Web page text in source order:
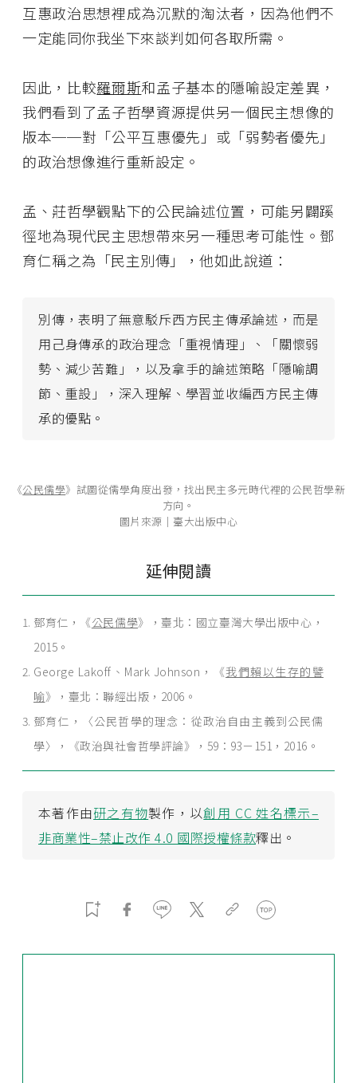
互惠政治思想裡成為沉默的淘汰者，因為他們不
一定能同你我坐下來談判如何各取所需。
因此，比較羅爾斯和孟子基本的隱喻設定差異，
我們看到了孟子哲學資源提供另一個民主想像的
版本──對「公平互惠優先」或「弱勢者優先」
的政治想像進行重新設定。
孟、莊哲學觀點下的公民論述位置，可能另闢蹊
徑地為現代民主思想帶來另一種思考可能性。鄧
育仁稱之為「民主別傳」，他如此說道：
別傳，表明了無意駁斥西方民主傳承論述，而是
用己身傳承的政治理念「重視情理」、「關懷弱
勢、減少苦難」，以及拿手的論述策略「隱喻調
節、重設」，深入理解、學習並收編西方民主傳
承的優點。
《公民儒學》試圖從儒學角度出發，找出民主多元時代裡的公民哲學新
方向。
圖片來源│臺大出版中心
延伸閱讀
鄧育仁，《公民儒學》，臺北：國立臺灣大學出版中心，
2015。
George Lakoff、Mark Johnson，《我們賴以生存的譬
喻》，臺北：聯經出版，2006。
鄧育仁，〈公民哲學的理念：從政治自由主義到公民儒
學〉，《政治與社會哲學評論》，59：93－151，2016。
本著作由研之有物製作，以創用 CC 姓名標示–
非商業性–禁止改作 4.0 國際授權條款釋出。